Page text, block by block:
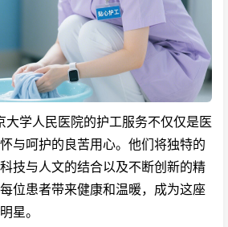
人民医院的护工服务不仅仅是医
与呵护的良苦用心。他们将独特的
技与人文的结合以及不断创新的精
位患者带来健康和温暖，成为这座
星。